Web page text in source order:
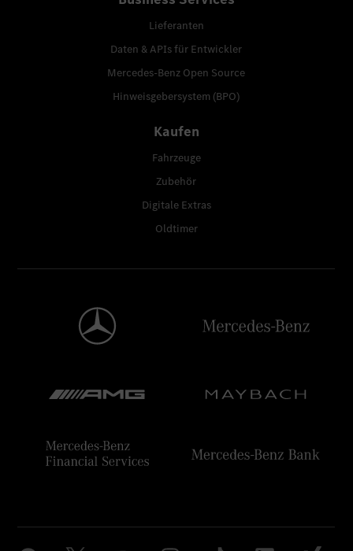
Lieferanten
Daten & APIs für Entwickler
Mercedes-Benz Open Source
Hinweisgebersystem (BPO)
Kaufen
Fahrzeuge
Zubehör
Digitale Extras
Oldtimer